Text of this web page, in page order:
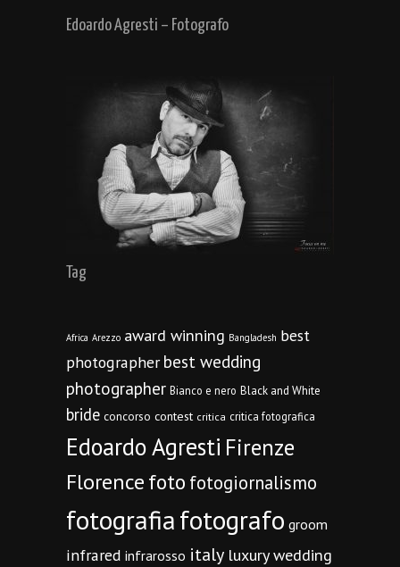
Edoardo Agresti – Fotografo
Tag
Africa Arezzo award winning Bangladesh best
photographer best wedding
photographer Bianco e nero Black and White
bride concorso contest critica critica fotografica
Edoardo Agresti Firenze
Florencefoto fotogiornalismo
fotografiafotografo groom
infrared infrarosso italy luxury wedding